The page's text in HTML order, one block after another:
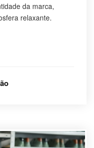
da marca,
relaxante.